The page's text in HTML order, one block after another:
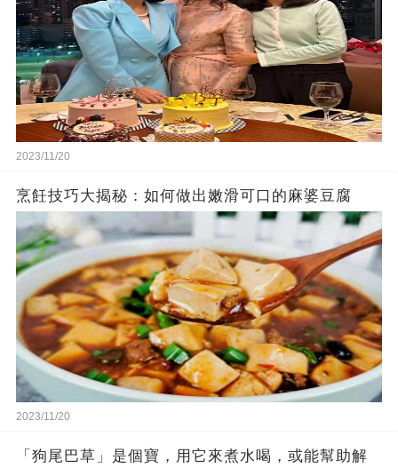
2023/11/20
烹飪技巧大揭秘：如何做出嫩滑可口的麻婆豆腐
2023/11/20
「狗尾巴草」是個寶，用它來煮水喝，或能幫助解